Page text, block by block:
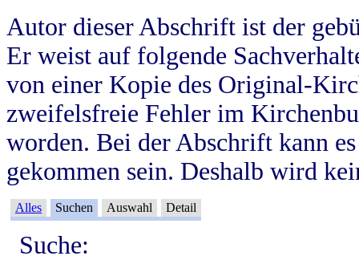
Autor dieser Abschrift ist der
Er weist auf folgende
von einer Kopie des Original-
zweifelsfreie Fehler im
worden. Bei der Abschrift kann
gekommen sein. Deshalb wird
Alles Suchen Auswahl Detail
Suche: